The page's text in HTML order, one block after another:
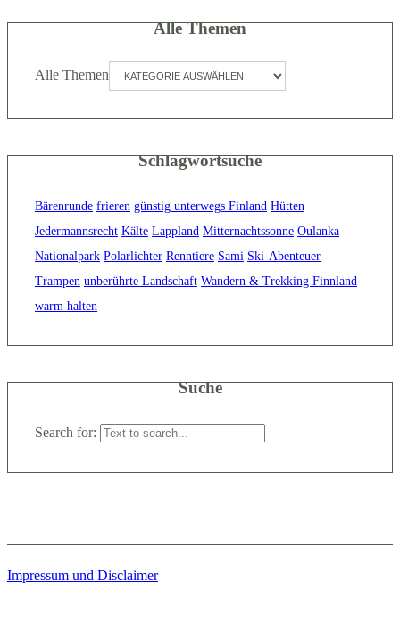
Alle Themen
Alle Themen
Schlagwortsuche
Bärenrunde frieren günstig unterwegs Finland Hütten
Jedermannsrecht Kälte Lappland Mitternachtssonne Oulanka
Nationalpark Polarlichter Renntiere Sami Ski-Abenteuer
Trampen unberührte Landschaft Wandern & Trekking Finnland
warm halten
Suche
Search for:
Impressum und Disclaimer